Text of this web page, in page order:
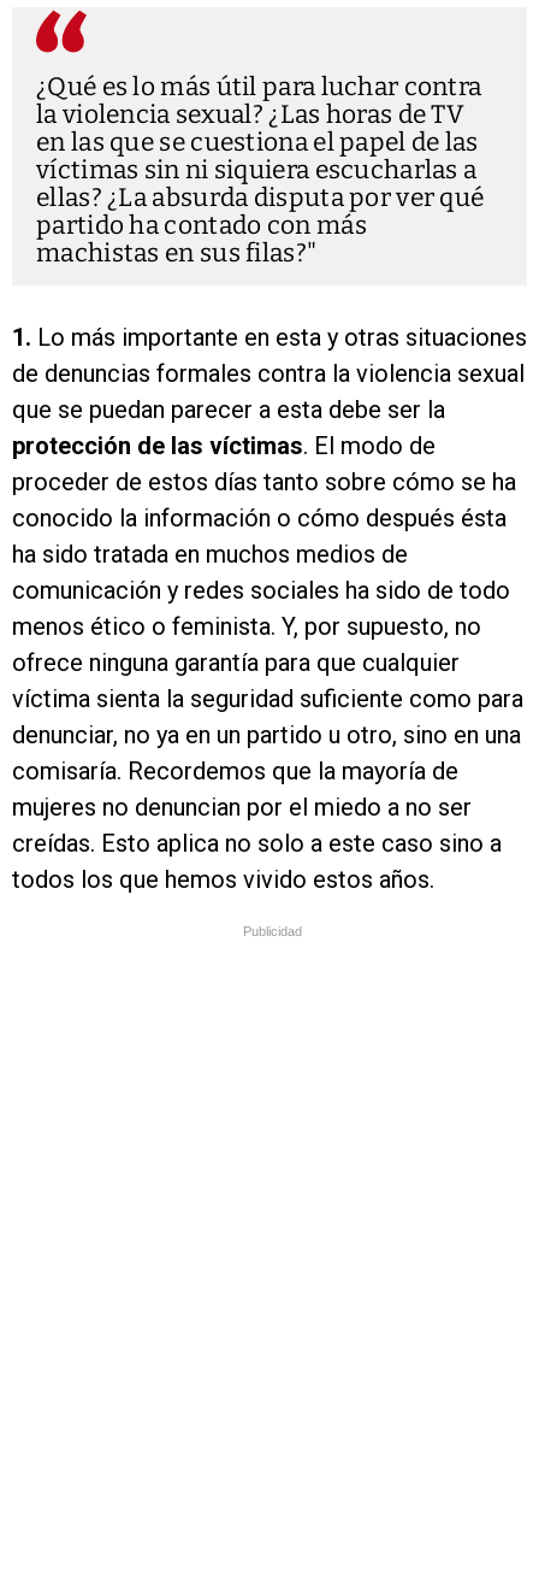
¿Qué es lo más útil para luchar contra
la violencia sexual? ¿Las horas de TV
en las que se cuestiona el papel de las
víctimas sin ni siquiera escucharlas a
ellas? ¿La absurda disputa por ver qué
partido ha contado con más
machistas en sus filas?
1. Lo más importante en esta y otras situaciones
de denuncias formales contra la violencia sexual
que se puedan parecer a esta debe ser la
protección de las víctimas. El modo de
proceder de estos días tanto sobre cómo se ha
conocido la información o cómo después ésta
ha sido tratada en muchos medios de
comunicación y redes sociales ha sido de todo
menos ético o feminista. Y, por supuesto, no
ofrece ninguna garantía para que cualquier
víctima sienta la seguridad suficiente como para
denunciar, no ya en un partido u otro, sino en una
comisaría. Recordemos que la mayoría de
mujeres no denuncian por el miedo a no ser
creídas. Esto aplica no solo a este caso sino a
todos los que hemos vivido estos años.
Publicidad